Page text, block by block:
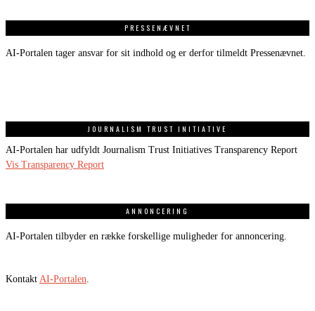
PRESSENÆVNET
AI-Portalen tager ansvar for sit indhold og er derfor tilmeldt Pressenævnet.
JOURNALISM TRUST INITIATIVE
AI-Portalen har udfyldt Journalism Trust Initiatives Transparency Report
Vis Transparency Report
ANNONCERING
AI-Portalen tilbyder en række forskellige muligheder for annoncering.
Kontakt AI-Portalen